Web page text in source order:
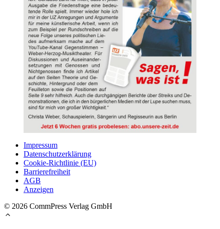
Impressum
Datenschutzerklärung
Cookie-Richtlinie (EU)
Barrierefreiheit
AGB
Anzeigen
© 2026 CommPress Verlag GmbH